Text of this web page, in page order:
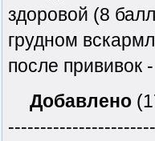
здоровой (8
грудном
после прививок
Добавлено